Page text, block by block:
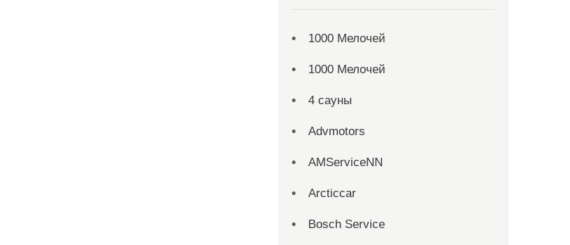
1000 Мелочей
1000 Мелочей
4 сауны
Advmotors
AMServiceNN
Arcticcar
Bosch Service